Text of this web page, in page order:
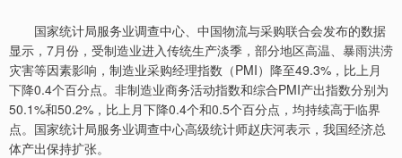
国家统计局服务业调查中心、中国物流与采购联合会发布的数据
显示，7月份，受制造业进入传统生产淡季，部分地区高温、暴雨洪涝
灾害等因素影响，制造业采购经理指数（PMI）降至49.3%，比上月
下降0.4个百分点。非制造业商务活动指数和综合PMI产出指数分别为
50.1%和50.2%，比上月下降0.4个和0.5个百分点，均持续高于临界
点。国家统计局服务业调查中心高级统计师赵庆河表示，我国经济总
体产出保持扩张。